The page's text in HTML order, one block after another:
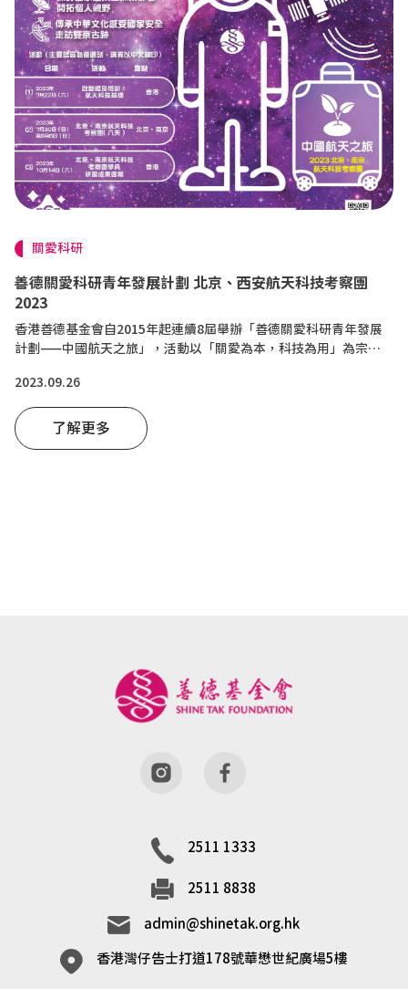
關愛科研
善德關愛科研青年發展計劃 北京、西安航天科技考察團
2023
香港善德基金會自2015年起連續8屆舉辦「善德關愛科研青年發展
計劃——中國航天之旅」，活動以「關愛為本，科技為用」為宗
引導香港青年關注科技創新，激發其對科技事業的興趣，鼓勵積極
參與國家高新科技研發活動，通過創新科技改善民眾生活，以「科
2023.09.26
了解更多
2511 1333
2511 8838
admin@shinetak.org.hk
香港灣仔告士打道178號華懋世紀廣場5樓